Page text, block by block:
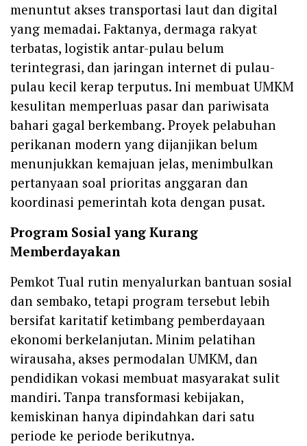
menuntut akses transportasi laut dan digital
yang memadai. Faktanya, dermaga rakyat
terbatas, logistik antar-pulau belum
terintegrasi, dan jaringan internet di pulau-
pulau kecil kerap terputus. Ini membuat UMKM
kesulitan memperluas pasar dan pariwisata
bahari gagal berkembang. Proyek pelabuhan
perikanan modern yang dijanjikan belum
menunjukkan kemajuan jelas, menimbulkan
pertanyaan soal prioritas anggaran dan
koordinasi pemerintah kota dengan pusat.
Program Sosial yang Kurang
Memberdayakan
Pemkot Tual rutin menyalurkan bantuan sosial
dan sembako, tetapi program tersebut lebih
bersifat karitatif ketimbang pemberdayaan
ekonomi berkelanjutan. Minim pelatihan
wirausaha, akses permodalan UMKM, dan
pendidikan vokasi membuat masyarakat sulit
mandiri. Tanpa transformasi kebijakan,
kemiskinan hanya dipindahkan dari satu
periode ke periode berikutnya.